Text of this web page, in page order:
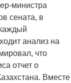
министра
сената, в
анализ на
что
отчет о
Вместе